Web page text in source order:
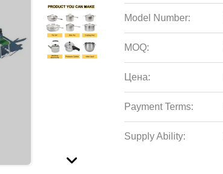
Model Number:
MOQ:
Цена:
Payment Terms:
Supply Ability: